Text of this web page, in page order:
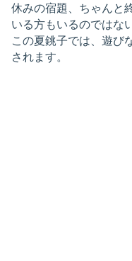
休みの宿題、ちゃんと
いる方もいるのではな
この夏銚子では、遊び
されます。